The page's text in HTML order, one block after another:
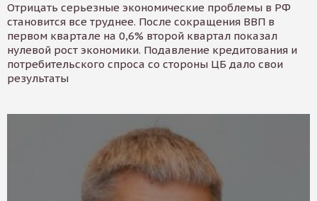
Отрицать серьезные экономические проблемы в РФ
становится все труднее. После сокращения ВВП в
первом квартале на 0,6% второй квартал показал
нулевой рост экономики. Подавление кредитования и
потребительского спроса со стороны ЦБ дало свои
результаты